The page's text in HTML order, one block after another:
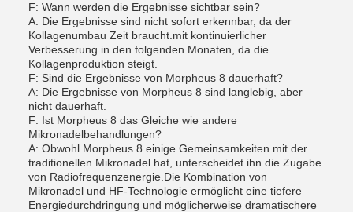
F: Wann werden die Ergebnisse sichtbar sein?
A: Die Ergebnisse sind nicht sofort erkennbar, da der
Kollagenumbau Zeit braucht.mit kontinuierlicher
Verbesserung in den folgenden Monaten, da die
Kollagenproduktion steigt.
F: Sind die Ergebnisse von Morpheus 8 dauerhaft?
A: Die Ergebnisse von Morpheus 8 sind langlebig, aber
nicht dauerhaft.
F: Ist Morpheus 8 das Gleiche wie andere
Mikronadelbehandlungen?
A: Obwohl Morpheus 8 einige Gemeinsamkeiten mit der
traditionellen Mikronadel hat, unterscheidet ihn die Zugabe
von Radiofrequenzenergie.Die Kombination von
Mikronadel und HF-Technologie ermöglicht eine tiefere
Energiedurchdringung und möglicherweise dramatischere